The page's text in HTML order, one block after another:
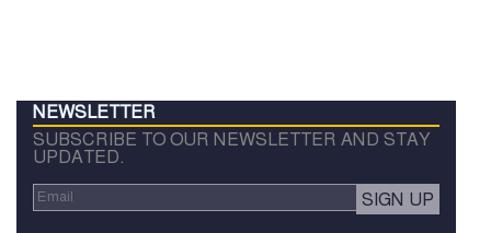
NEWSLETTER
SUBSCRIBE TO OUR NEWSLETTER AND STAY
UPDATED.